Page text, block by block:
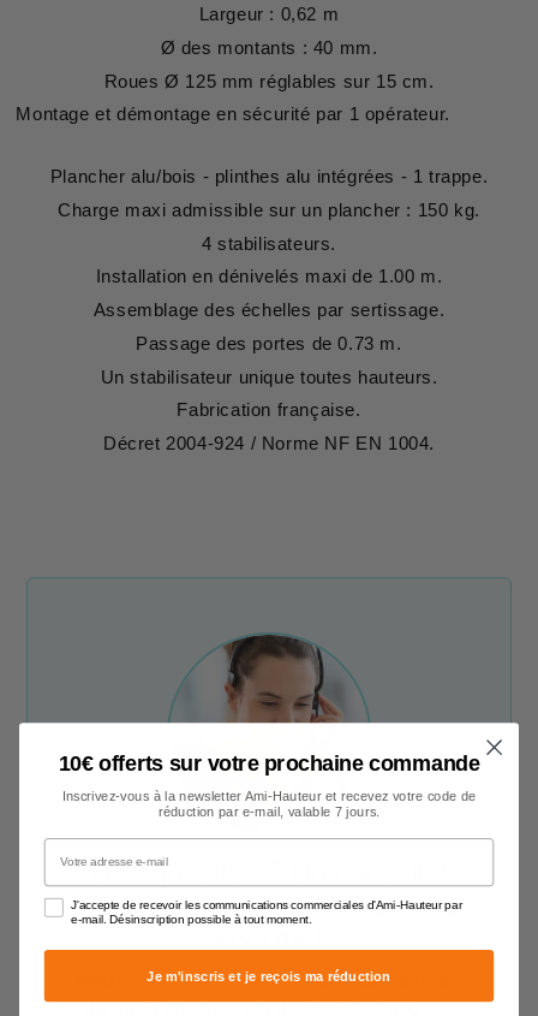
Largeur : 0,62 m
Ø des montants : 40 mm.
Roues Ø 125 mm réglables sur 15 cm.
Montage et démontage en sécurité par 1 opérateur.
Plancher alu/bois - plinthes alu intégrées - 1 trappe.
Charge maxi admissible sur un plancher : 150 kg.
4 stabilisateurs.
Installation en dénivelés maxi de 1.00 m.
Assemblage des échelles par sertissage.
Passage des portes de 0.73 m.
Un stabilisateur unique toutes hauteurs.
Fabrication française.
Décret 2004-924 / Norme NF EN 1004.
Une question ? Un conseil ?
Nos conseillers sont à votre
Notre service client est à votre disposition
du lundi au vendredi de 9h00 à 17h00par
10€ offerts sur votre prochaine commande
Inscrivez-vous à la newsletter Ami-Hauteur et recevez votre code de
réduction par e-mail, valable 7 jours.
Votre adresse e-mail
J'accepte de recevoir les communications commerciales d'Ami-Hauteur par
e-mail. Désinscription possible à tout moment.
Je m'inscris et je reçois ma réduction